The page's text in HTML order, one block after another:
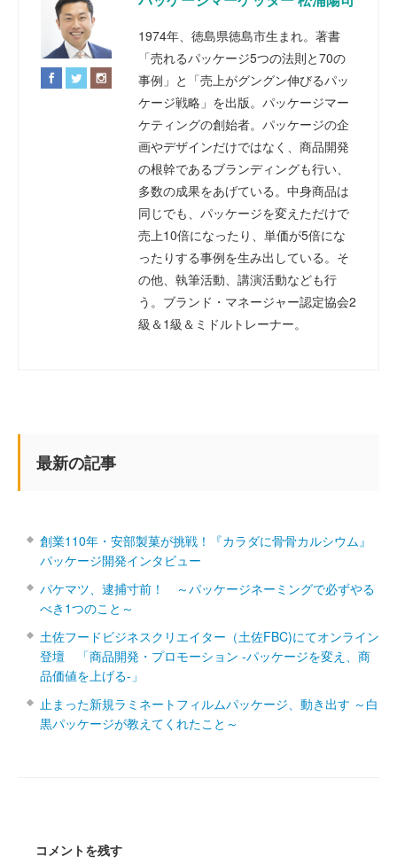
1974年、徳島県徳島市生まれ。著書
「売れるパッケージ5つの法則と70の
事例」と「売上がグングン伸びるパッ
ケージ戦略」を出版。パッケージマー
ケティングの創始者。パッケージの企
画やデザインだけではなく、商品開発
の根幹であるブランディングも行い、
多数の成果をあげている。中身商品は
同じでも、パッケージを変えただけで
売上10倍になったり、単価が5倍にな
ったりする事例を生み出している。そ
の他、執筆活動、講演活動なども行
う。ブランド・マネージャー認定協会2
級＆1級＆ミドルトレーナー。
最新の記事
創業110年・安部製菓が挑戦！『カラダに骨骨カルシウム』
パッケージ開発インタビュー
パケマツ、逮捕寸前！ ～パッケージネーミングで必ずやる
べき1つのこと～
土佐フードビジネスクリエイター（土佐FBC)にてオンライン
登壇 「商品開発・プロモーション ‐パッケージを変え、商
品価値を上げる‐」
止まった新規ラミネートフィルムパッケージ、動き出す ～白
黒パッケージが教えてくれたこと～
コメントを残す